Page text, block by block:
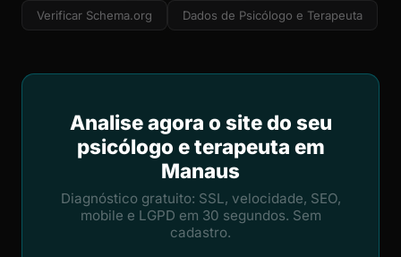
Verificar Schema.org Dados de Psicólogo e Terapeuta
Analise agora o site do seu
psicólogo e terapeuta em
Manaus
Diagnóstico gratuito: SSL, velocidade, SEO,
mobile e LGPD em 30 segundos. Sem
cadastro.